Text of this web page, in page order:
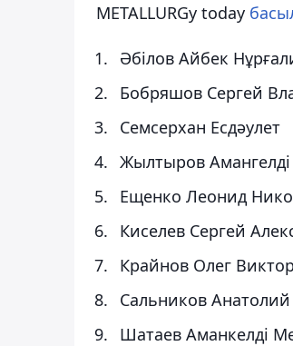
METALLURGy today
Әбілов Айбек
Бобряшов Сергей
Семсерхан Есдәулет
Жылтыров
Ещенко Леонид
Киселев Сергей
Крайнов Олег
Сальников
Шатаев Аманкелді